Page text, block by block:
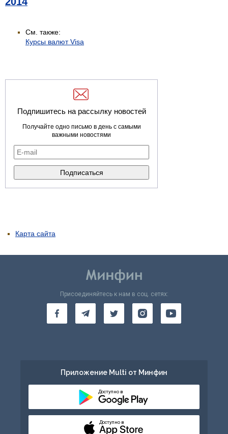
См. также:
Курсы валют Visa
Подпишитесь на рассылку новостей
Получайте одно письмо в день с самыми
важными новостями
Карта сайта
Присоединяйтесь к нам в соц. сетях:
Приложение Multi от Минфин
Доступно в
Доступно в